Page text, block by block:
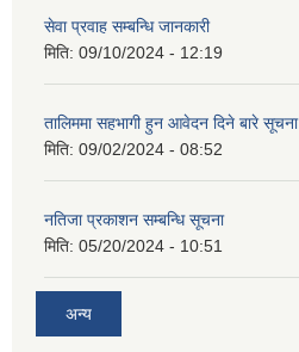
सेवा प्रवाह सम्बन्धि जानकारी
मिति: 09/10/2024 - 12:19
तालिममा सहभागी हुन आवेदन दिने बारे सूचना
मिति: 09/02/2024 - 08:52
नतिजा प्रकाशन सम्बन्धि सूचना
मिति: 05/20/2024 - 10:51
अन्य